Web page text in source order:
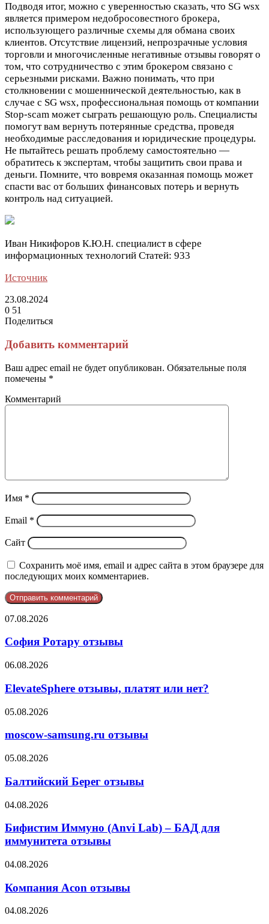
Подводя итог, можно с уверенностью сказать, что SG wsx
является примером недобросовестного брокера,
использующего различные схемы для обмана своих
клиентов. Отсутствие лицензий, непрозрачные условия
торговли и многочисленные негативные отзывы говорят о
том, что сотрудничество с этим брокером связано с
серьезными рисками. Важно понимать, что при
столкновении с мошеннической деятельностью, как в
случае с SG wsx, профессиональная помощь от компании
Stop-scam может сыграть решающую роль. Специалисты
помогут вам вернуть потерянные средства, проведя
необходимые расследования и юридические процедуры.
Не пытайтесь решать проблему самостоятельно —
обратитесь к экспертам, чтобы защитить свои права и
деньги. Помните, что вовремя оказанная помощь может
спасти вас от больших финансовых потерь и вернуть
контроль над ситуацией.
Иван Никифоров К.Ю.Н. специалист в сфере
информационных технологий Cтатей: 933
Источник
23.08.2024
0 51
Поделиться
через
электронную
почту
Добавить комментарий
Ваш адрес email не будет опубликован. Обязательные поля
помечены *
Комментарий
Имя *
Email *
Сайт
Сохранить моё имя, email и адрес сайта в этом браузере для
последующих моих комментариев.
София
отзывы
07.08.2026
София Ротару отзывы
ElevateSphere
платят
или
нет?
06.08.2026
ElevateSphere отзывы, платят или нет?
moscow-
отзывы
05.08.2026
moscow-samsung.ru отзывы
Балтийский
отзывы
05.08.2026
Балтийский Берег отзывы
Бифистим
(Anvi
Lab)
–
для
отзывы
04.08.2026
Бифистим Иммуно (Anvi Lab) – БАД для
иммунитета отзывы
Компания
отзывы
04.08.2026
Компания Acon отзывы
Турбозайм
04.08.2026